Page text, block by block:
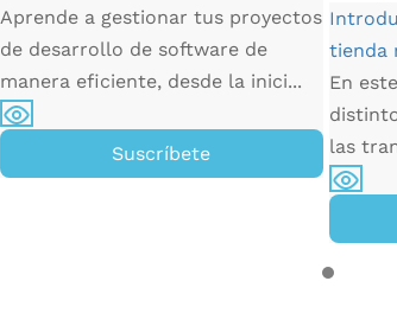
Aprende a gestionar tus proyectos
de desarrollo de software de
manera eficiente, desde la inici...
Suscríbete
tienda
En
las